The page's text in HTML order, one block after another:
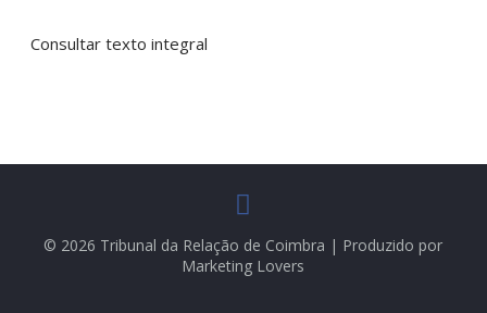
Consultar texto integral
© 2026 Tribunal da Relação de Coimbra | Produzido por
Marketing Lovers